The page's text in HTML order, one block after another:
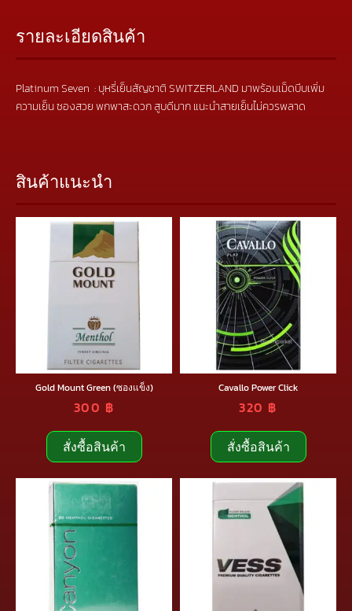
รายละเอียดสินค้า
Platinum Seven : บุหรี่เย็นสัญชาติ SWITZERLAND มาพร้อมเม็ดบีบเพิ่ม
ความเย็น ซองสวย พกพาสะดวก สูบดีมาก แนะนำสายเย็นไม่ควรพลาด
สินค้าแนะนำ
Gold Mount Green (ซองแข็ง)
300 ฿
สั่งซื้อสินค้า
Cavallo Power Click
320 ฿
สั่งซื้อสินค้า